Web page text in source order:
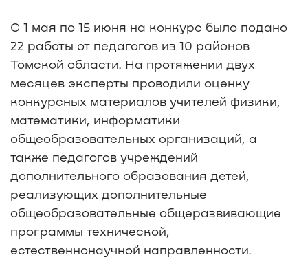
С 1 мая по 15 июня на конкурс было подано
22 работы от педагогов из 10 районов
Томской области. На протяжении двух
месяцев эксперты проводили оценку
конкурсных материалов учителей физики,
математики, информатики
общеобразовательных организаций, а
также педагогов учреждений
дополнительного образования детей,
реализующих дополнительные
общеобразовательные общеразвивающие
программы технической,
естественнонаучной направленности.